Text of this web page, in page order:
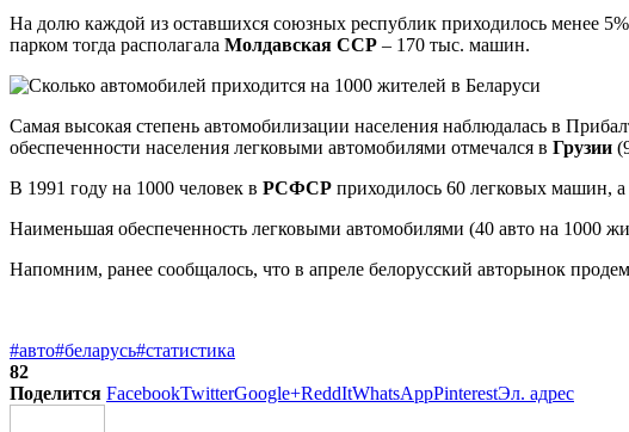
На долю каждой из оставшихся союзных республик приходилось менее 5%
парком тогда располагала Молдавская ССР – 170 тыс. машин.
Самая высокая степень автомобилизации населения наблюдалась в
обеспеченности населения легковыми автомобилями отмечался в Грузии
В 1991 году на 1000 человек в РСФСР приходилось 60 легковых машин, а
Наименьшая обеспеченность легковыми автомобилями (40 авто на 1000
Напомним, ранее сообщалось, что в апреле белорусский авторынок
#авто#беларусь#статистика
82
Поделится FacebookTwitterGoogle+ReddItWhatsAppPinterestЭл. адрес